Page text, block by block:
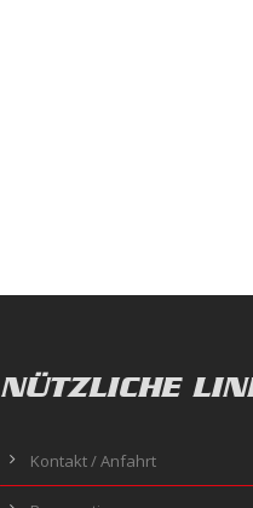
NÜTZLICHE
Kontakt / Anfahrt